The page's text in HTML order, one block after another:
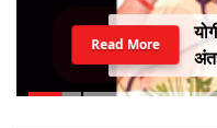
Read More